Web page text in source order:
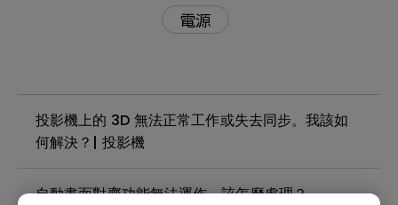
電源
投影機上的 3D 無法正常工作或失去同步。我該如
何解決？| 投影機
自動畫面對齊功能無法運作，該怎麼處理？